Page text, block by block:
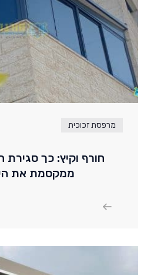
מרפסת זכוכית
חורף וקיץ: כך
ממקסמת את